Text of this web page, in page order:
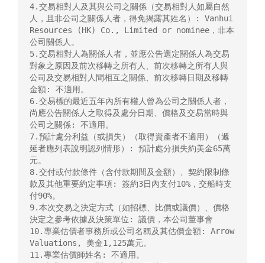
4.交易相對人及其與公司之關係（交易相對人如屬自然
人，且非公司之關係人者，得免揭露其姓名）: Vanhui
Resources (HK) Co., Limited or nominee，非本
公司關係人。
5.交易相對人為關係人者，並應公告選定關係人為交易
對象之原因及前次移轉之所有人、前次移轉之所有人與
公司及交易相對人間相互之關係、前次移轉日期及移轉
金額: 不適用。
6.交易標的最近五年內所有權人曾為公司之關係人者，
尚應公告關係人之取得及處分日期、價格及交易當時與
公司之關係: 不適用。
7.預計處分利益（或損失）（取得資產者不適用）（遞
延者應列表說明認列情形）: 預計處分損失約美金65萬
元。
8.交付或付款條件（含付款期間及金額）、契約限制條
款及其他重要約定事項: 簽約3日內支付10%，交船時支
付90%。
9.本次交易之決定方式（如招標、比價或議價）、價格
決定之參考依據及決策單位: 議價，本公司董事會
10.專業估價者事務所或公司名稱及其估價金額: Arrow
Valuations, 美金1,125萬元。
11.專業估價師姓名: 不適用。